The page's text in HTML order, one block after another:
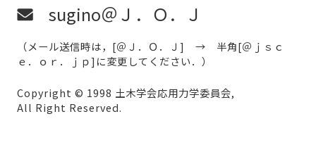
sugino＠Ｊ．Ｏ．Ｊ
（メール送信時は，[＠Ｊ．Ｏ．Ｊ] → 半角[＠ｊｓｃ
ｅ．ｏｒ．ｊｐ]に変更してください．）
Copyright © 1998 土木学会応用力学委員会,
All Right Reserved.